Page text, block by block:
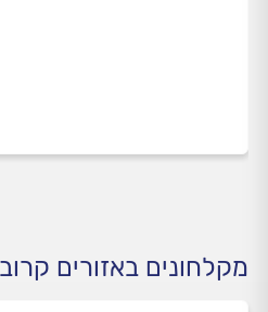
מקלחונים באזורים